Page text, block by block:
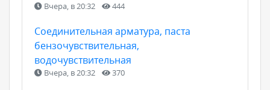
Вчера, в 20:32 444
Соединительная арматура, паста
бензочувствительная,
водочувствительная
Вчера, в 20:32 370